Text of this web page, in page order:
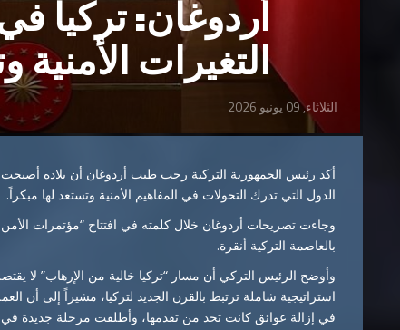
أردوغان: تركيا
التغيرات الأمنية
الثلاثاء, 09 يونيو 2026
أكد رئيس الجمهورية التركية رجب طيب أردوغان أن بلاده
الدول التي تدرك التحولات في المفاهيم الأمنية وتستعد لها مبكراً.
وجاءت تصريحات أردوغان خلال كلمته في افتتاح “مؤتمرات الأمن
بالعاصمة التركية أنقرة.
وأوضح الرئيس التركي أن مسار “تركيا خالية من الإرهاب” لا
استراتيجية شاملة ترتبط بالقرن الجديد لتركيا، مشيراً إلى أن
في إزالة عوائق كانت تحد من تقدمها، وأطلقت مرحلة جديدة في